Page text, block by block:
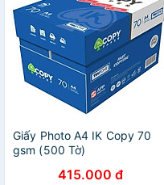
Giấy Photo A4 IK Copy 70
gsm (500 Tờ)
415.000 đ